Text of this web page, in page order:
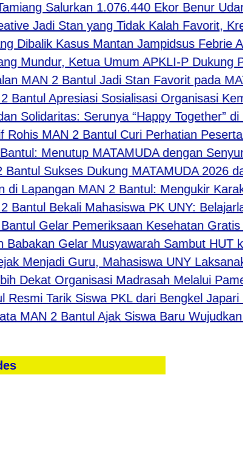
Salurkan 1.076.440 Ekor Benur Udang
Jadi Stan yang Tidak Kalah Favorit,
Dibalik Kasus Mantan Jampidsus Febrie
Mundur, Ketua Umum APKLI-P Dukung
MAN 2 Bantul Jadi Stan Favorit pada
Apresiasi Sosialisasi Organisasi
Solidaritas: Serunya “Happy Together” di
MAN 2 Bantul Curi Perhatian Peserta
Menutup MATAMUDA dengan
Sukses Dukung MATAMUDA 2026
Lapangan MAN 2 Bantul: Mengukir
Bekali Mahasiswa PK UNY: Belajarlah
Gelar Pemeriksaan Kesehatan Gratis
Gelar Musyawarah Sambut HUT ke-
Menjadi Guru, Mahasiswa UNY
Dekat Organisasi Madrasah Melalui
Tarik Siswa PKL dari Bengkel Japari
MAN 2 Bantul Ajak Siswa Baru Wujudkan